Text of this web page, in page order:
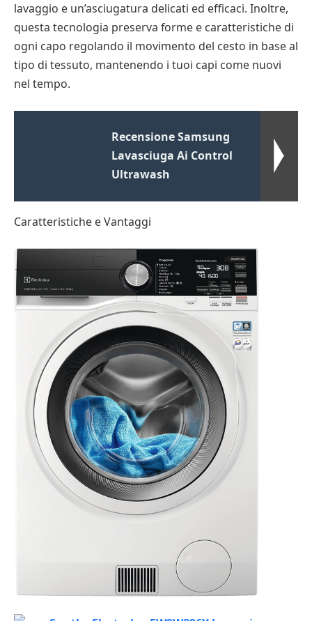
lavaggio e un’asciugatura delicati ed efficaci. Inoltre,
questa tecnologia preserva forme e caratteristiche di
ogni capo regolando il movimento del cesto in base al
tipo di tessuto, mantenendo i tuoi capi come nuovi
nel tempo.
Recensione Samsung
Lavasciuga Ai Control
Ultrawash
Caratteristiche e Vantaggi